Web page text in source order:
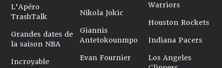
L'Apéro
TrashTalk
Grandes dates de
la saison NBA
Incroyable
Nikola Jokic
Giannis
Antetokounmpo
Evan Fournier
Warriors
Houston Rockets
Indiana Pacers
Los Angeles